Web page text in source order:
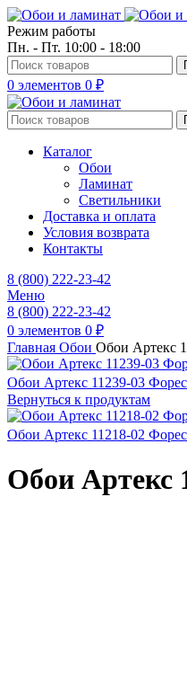
Режим работы
Пн. - Пт. 10:00 - 18:00
0 элементов 0 ₽
Каталог
Обои
Ламинат
Светильники
Доставка и оплата
Условия возврата
Контакты
8 (800) 222-23-42
Меню
8 (800) 222-23-42
0 элементов 0 ₽
Главная Обои Обои Артекс
Обои Артекс 11239-03
Вернуться к продуктам
Обои Артекс 11218-02
Обои Артекс